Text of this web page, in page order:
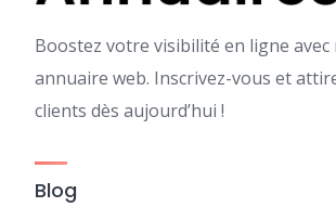
Boostez votre visibilité en ligne
annuaire web. Inscrivez-vous et
clients dès aujourd’hui !
Blog